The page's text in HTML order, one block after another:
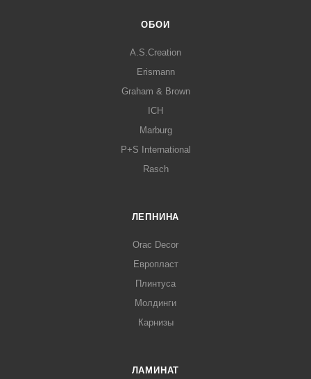
ОБОИ
A.S.Creation
Erismann
Graham & Brown
ICH
Marburg
P+S International
Rasch
ЛЕПНИНА
Orac Decor
Европласт
Плинтуса
Молдинги
Карнизы
ЛАМИНАТ